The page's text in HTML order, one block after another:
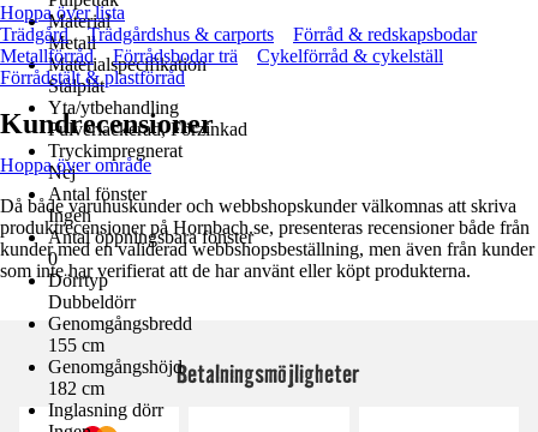
Material
Metall
Materialspecifikation
Stålplåt
Yta/ytbehandling
Pulverlackerad, Förzinkad
Tryckimpregnerat
Nej
Antal fönster
Ingen
Antal öppningsbara fönster
0
Dörrtyp
Dubbeldörr
Genomgångsbredd
155 cm
Genomgångshöjd
182 cm
Inglasning dörr
Hoppa över lista
Trädgård
Trädgårdshus & carports
Förråd & redskapsbodar
Metallförråd
Förrådsbodar trä
Cykelförråd & cykelställ
Förrådstält & plastförråd
Kundrecensioner
Hoppa över område
Då både varuhuskunder och webbshopskunder välkomnas att skriva
produktrecensioner på Hornbach.se, presenteras recensioner både från
kunder med en validerad webbshopsbeställning, men även från kunder
som inte har verifierat att de har använt eller köpt produkterna.
Betalningsmöjligheter